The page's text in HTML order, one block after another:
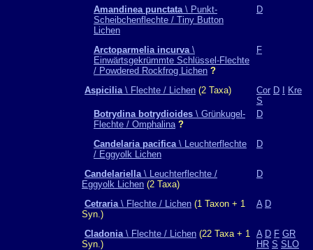
Amandinea punctata\ Punkt-
Scheibchenflechte / Tiny Button
Lichen
D
Arctoparmelia incurva\
Einwärtsgekrümmte Schlüssel-Flechte
/ Powdered Rockfrog Lichen ?
F
Aspicilia\ Flechte / Lichen (2 Taxa) Cor D
Kre
S
Botrydina botrydioides \ Grünkugel-
Flechte / Omphalina ?
D
Candelaria pacifica\ Leuchterflechte
/ Eggyolk Lichen
D
Candelariella\ Leuchterflechte /
Eggyolk Lichen (2 Taxa)
D
Cetraria\ Flechte / Lichen (1 Taxon + 1
Syn.)
A D
Cladonia\ Flechte / Lichen (22 Taxa + 1
Syn.)
A D F GR
HR S SLO